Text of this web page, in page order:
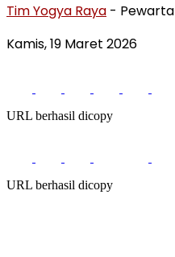
Tim Yogya Raya - Pewarta
Kamis, 19 Maret 2026
URL berhasil dicopy
URL berhasil dicopy